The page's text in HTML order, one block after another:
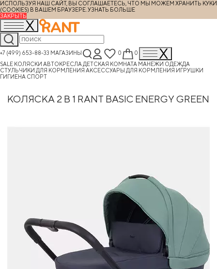
ИСПОЛЬЗУЯ НАШ САЙТ, ВЫ СОГЛАШАЕТЕСЬ, ЧТО МЫ МОЖЕМ ХРАНИТЬ КУКИ
(COOKIES) В ВАШЕМ БРАУЗЕРЕ. УЗНАТЬ БОЛЬШЕ
ЗАКРЫТЬ
+7 (499) 653-88-33 МАГАЗИНЫ 0
0
SALE КОЛЯСКИ АВТОКРЕСЛА ДЕТСКАЯ КОМНАТА МАНЕЖИ ОДЕЖДА
СТУЛЬЧИКИ ДЛЯ КОРМЛЕНИЯ АКСЕССУАРЫ ДЛЯ КОРМЛЕНИЯ ИГРУШКИ
ГИГИЕНА СПОРТ
КОЛЯСКА 2 В 1 RANT BASIC ENERGY GREEN